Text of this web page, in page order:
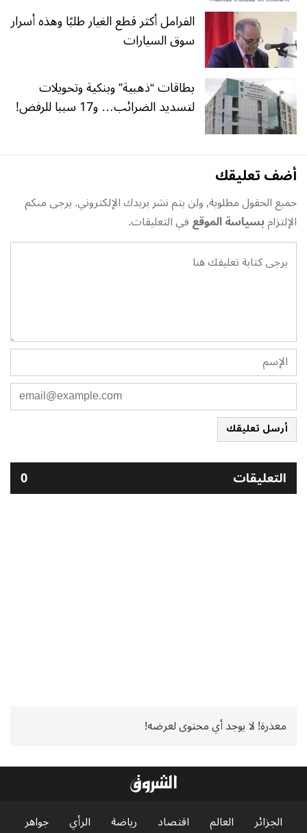
الفرامل أكثر قطع الغيار طلبًا وهذه أسرار
سوق السيارات
بطاقات “ذهبية” وبنكية وتحويلات
لتسديد الضرائب… و17 سببا للرفض!
أضف تعليقك
جميع الحقول مطلوبة, ولن يتم نشر بريدك الإلكتروني. يرجى منكم
الإلتزامبسياسة الموقعفي التعليقات.
أرسل تعليقك
التعليقات 0
معذرة! لا يوجد أي محتوى لعرضه!
الجزائر العالم اقتصاد رياضة الرأي جواهر